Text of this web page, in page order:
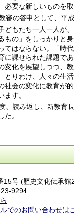
要な新しいものを
審の答申として、平
どもたち一人一人が
もの」をしっかりと
てはならない。「時
に課せられた課題で
変化を展望しつつ、
とりわけ、人々の生
社会の変化に教育が
す。
読み返し、新教育
た。
15号 (歴史文化伝承館
9294
でのお問い合わせは